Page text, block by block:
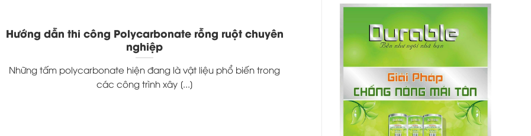
Hướng dẫn thi công Polycarbonate rỗng ruột chuyên
nghiệp
Những tấm polycarbonate hiện đang là vật liệu phổ biến trong
các công trình xây [...]